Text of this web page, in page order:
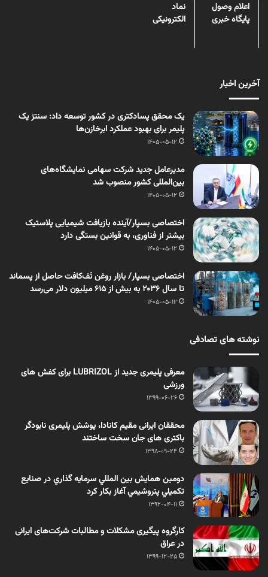
اعلام وصول
پایگاه خبری
نماد
الکترونیکی
آخرین اخبار
یک محقق پسادکتری در کشور توسعه داد: سنتز یک
پلیمر برای بهبود عملکرد ابرخازن‌ها
1405-05-12
مدیرعامل جدید شرکت سهامی نمایشگاه‌های
بین‌المللی کشور منصوب شد
1405-05-12
اختصاصی بسپار/آینده بازیافت شیمیایی پلاستیک
بیشتر از فناوری، به قوانین بستگی دارد
1405-05-12
اختصاصی بسپار/ بازار روغن تَف‌کافت حاصل از پسماند
تا سال ۲۰۳۶ به بیش از ۶۱۵ میلیون دلار می‌رسد
1405-05-12
نوشته های تصادفی
معرفی پلیمری جدید از LUBRIZOL برای کفش های
ورزشی
1399-06-26
محققان ایرانی مقیم کانادا، پوشش پلیمری نابودگر
باکتری های جان سخت ساختند
1398-09-24
دومين همايش بين المللي سرمايه گذاري در صنايع
تكميلي پتروشيمي آغاز بکار کرد
1392-04-11
کارگروه پیگیری مشکلات و مطالبات شرکت‌های ایرانی
در عراق
1399-12-25